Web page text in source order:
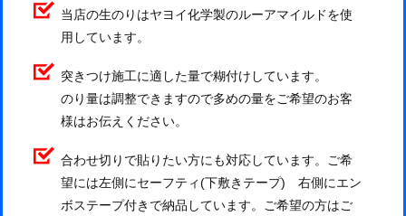
当店の生のりはヤヨイ化学製のルーアマイルドを使
用しています。
突きつけ施工に適した量で糊付けしています。
のり量は調整できますので多めの量をご希望のお客
様はお伝えください。
合わせ切りで貼りたい方にも対応しています。ご希
望には左側にセーフティ(下敷きテープ) 右側にエン
ボステープ付きで納品しています。ご希望の方はご